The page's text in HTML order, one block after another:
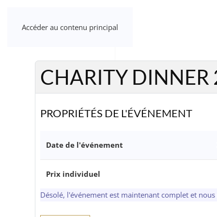
Accéder au contenu principal
CHARITY DINNER
PROPRIÉTÉS DE L'ÉVÉNEMENT
Date de l'événement
Prix individuel
Désolé, l'événement est maintenant complet et